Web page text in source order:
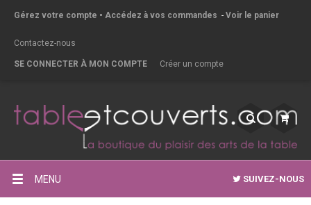
Gérez votre compte - Accédez à vos commandes - Voir le panier
Contactez-nous
SE CONNECTER À MON COMPTE Créer un compte
MENU SUIVEZ-NOUS